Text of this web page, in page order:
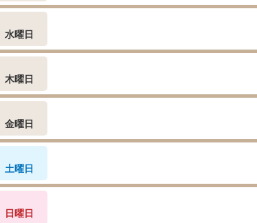
水曜日
木曜日
金曜日
土曜日
日曜日